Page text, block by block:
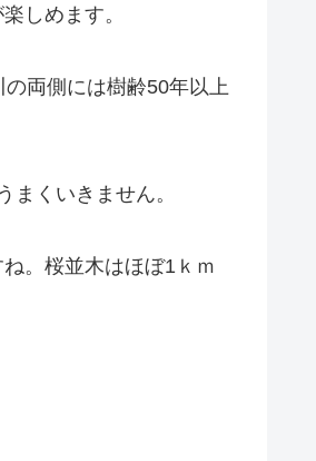
しめます。
両側には樹齢50年以上
くいきません。
。桜並木はほぼ1ｋｍ